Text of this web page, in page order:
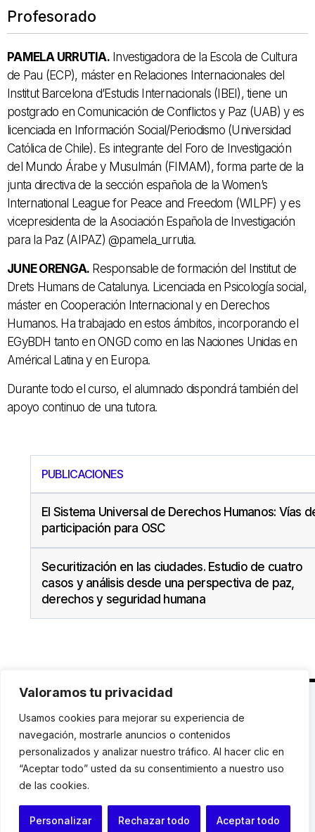
Valoramos tu privacidad
Usamos cookies para mejorar su experiencia de
navegación, mostrarle anuncios o contenidos
personalizados y analizar nuestro tráfico. Al hacer clic en
“Aceptar todo” usted da su consentimiento a nuestro uso
de las cookies.
Personalizar Rechazar todo Aceptar todo
Profesorado
PAMELA URRUTIA.Investigadora de la Escola de Cultura
de Pau (ECP), máster en Relaciones Internacionales del
Institut Barcelona d’Estudis Internacionals (IBEI), tiene un
postgrado en Comunicación de Conflictos y Paz (UAB) y es
licenciada en Información Social/Periodismo (Universidad
Católica de Chile). Es integrante del Foro de Investigación
del Mundo Árabe y Musulmán (FIMAM), forma parte de la
junta directiva de la sección española de la Women’s
International League for Peace and Freedom (WILPF) y es
vicepresidenta de la Asociación Española de Investigación
para la Paz (AIPAZ) @pamela_urrutia.
JUNE ORENGA. Responsable de formación del Institut de
Drets Humans de Catalunya. Licenciada en Psicología social,
máster en Cooperación Internacional y en Derechos
Humanos. Ha trabajado en estos ámbitos, incorporando el
EGyBDH tanto en ONGD como en las Naciones Unidas en
Américal Latina y en Europa.
Durante todo el curso, el alumnado dispondrá también del
apoyo continuo de una tutora.
PUBLICACIONES
El Sistema Universal de Derechos Humanos: Vías
participación para OSC
Securitización en las ciudades. Estudio de cuatro
casos y análisis desde una perspectiva de paz,
derechos y seguridad humana
C. Avinyó 44, 2n | 08002 Barcelona |T.: +34 93
119 03 72|institut@idhc.org
© Institut de Drets Humans de Catalunya.
Aviso legal|Cookies|Contacto